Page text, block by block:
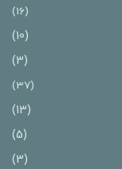
(16)
(10)
(3)
(37)
(13)
(5)
(3)